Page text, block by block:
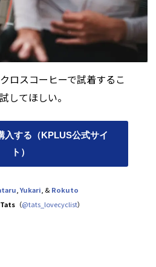
ロスコーヒーで試着するこ
してほしい。
入する（KPLUS公式サイ
ト）
,Yukari , & Rokuto
Tats （@tats_lovecyclist）